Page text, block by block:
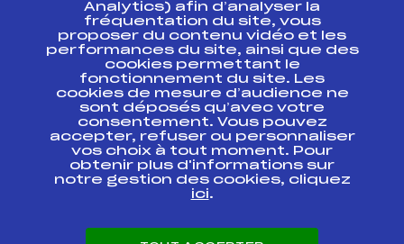
Ressources
Pass’Neige
Projet sportif fédéral
Projet de performance fédéral
Antidopage
Pôle Développement, Formation, Suivi
Scientifique
Listes ministérielles
Pôle vie de l’athlète
Enseignement professionnel
Analytics) afin d’analyser la
fréquentation du site, vous
proposer du contenu vidéo et les
performances du site, ainsi que des
cookies permettant le
fonctionnement du site. Les
cookies de mesure d’audience ne
sont déposés qu’avec votre
consentement. Vous pouvez
accepter, refuser ou personnaliser
vos choix à tout moment. Pour
obtenir plus d'informations sur
notre gestion des cookies, cliquez
ici.